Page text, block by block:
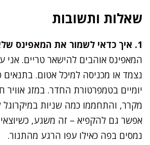
שאלות ותשובות
1. איך כדאי לשמור את המאפינס שלא יתייבשו?
המאפינס אוהבים להישאר טריים. אני
נצמד או מכניסה למיכל אטום. בתנאים
יומיים בטמפרטורת החדר. במזג אוויר
מקרר, והתחממו כמה שניות
אפשר גם להקפיא – זה משגע,
נמסים בפה כאילו עפו הרגע מהתנור.